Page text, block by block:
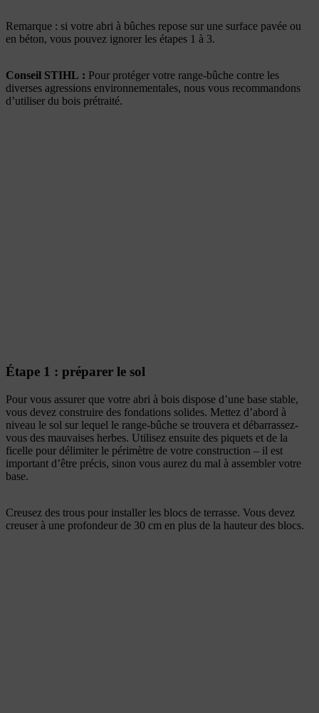
Remarque : si votre abri à bûches repose sur une surface pavée ou
en béton, vous pouvez ignorer les étapes 1 à 3.
Conseil STIHL : Pour protéger votre range-bûche contre les
diverses agressions environnementales, nous vous recommandons
d’utiliser du bois prétraité.
Étape 1 : préparer le sol
Pour vous assurer que votre abri à bois dispose d’une base stable,
vous devez construire des fondations solides. Mettez d’abord à
niveau le sol sur lequel le range-bûche se trouvera et débarrassez-
vous des mauvaises herbes. Utilisez ensuite des piquets et de la
ficelle pour délimiter le périmètre de votre construction – il est
important d’être précis, sinon vous aurez du mal à assembler votre
base.
Creusez des trous pour installer les blocs de terrasse. Vous devez
creuser à une profondeur de 30 cm en plus de la hauteur des blocs.